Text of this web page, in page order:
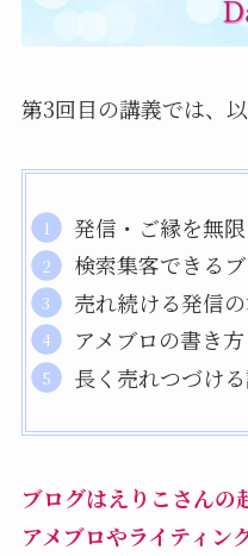
第3回目の講義では、
発信・ご縁を無
検索集客できる
売れ続ける発信
アメブロの書き
長く売れつづけ
ブログはえりこさんの
アメブロやライティン